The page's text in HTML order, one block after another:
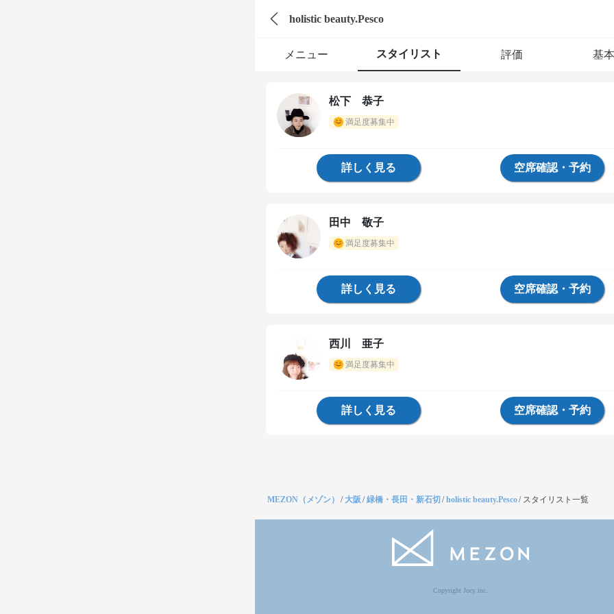
holistic beauty.Pesco
メニュー スタイリスト 評価 基
松下 恭子
満足度募集中
詳しく見る 空席確認・予約
田中 敬子
満足度募集中
詳しく見る 空席確認・予約
西川 亜子
満足度募集中
詳しく見る 空席確認・予約
MEZON（メゾン） /大阪 /緑橋・長田・新石切 /holistic beauty.Pesco/ スタイリスト一覧
Copyright Jocy inc.